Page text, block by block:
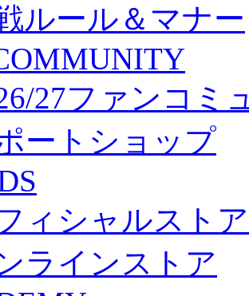
ルール＆マナー
27ファンコミ
ートショップ
ィシャルスト
ラインストア